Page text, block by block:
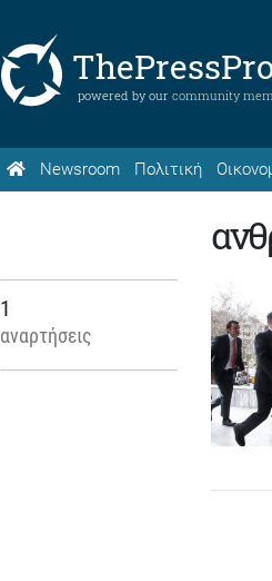
powered by our community
Newsroom Πολιτική
1
αναρτήσεις